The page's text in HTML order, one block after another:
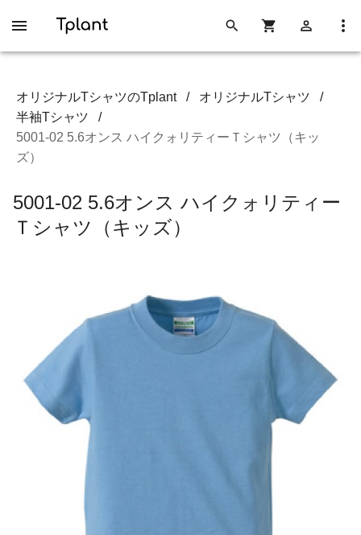
オリジナルTシャツのTplant / オリジナルTシャツ
/
半袖Tシャツ
/
5001-02 5.6オンス ハイクォリティーＴシャツ（キッ
ズ）
5001-02 5.6オンス ハイクォリティー
Ｔシャツ（キッズ）